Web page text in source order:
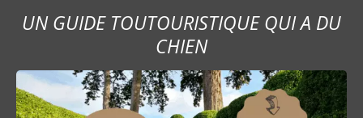
UN GUIDE TOUTOURISTIQUE QUI A DU
CHIEN